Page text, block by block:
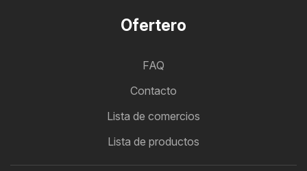
Ofertero
FAQ
Contacto
Lista de comercios
Lista de productos